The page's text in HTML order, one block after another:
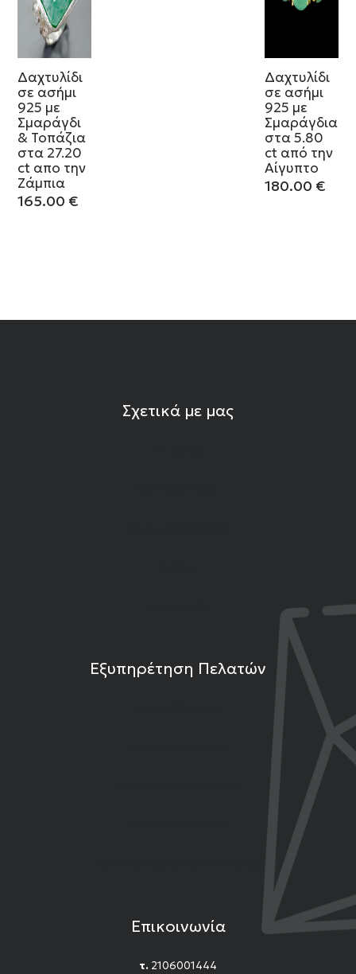
Δαχτυλίδι
σε ασήμι
925 με
Σμαράγδι
& Τοπάζια
στα 27.20
ct απο την
Ζάμπια
165.00 €
Δαχτυλίδι
σε ασήμι
925 με
Σμαράγδια
στα 5.80
ct από την
Αίγυπτο
180.00 €
Σχετικά με μας
Εξυπηρέτηση Πελατών
Επικοινωνία
τ. 2106001444